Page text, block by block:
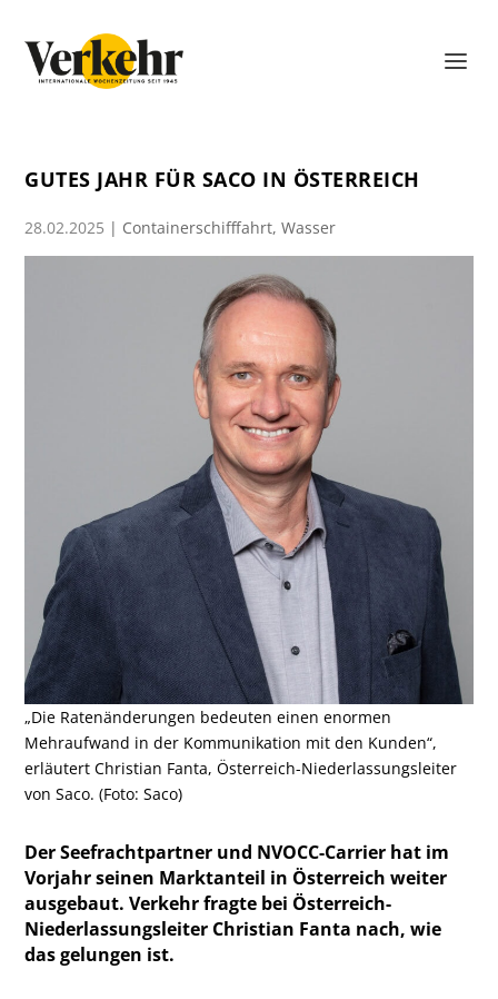
GUTES JAHR FÜR SACO IN ÖSTERREICH
28.02.2025 | Containerschifffahrt,Wasser
„Die Ratenänderungen bedeuten einen enormen
Mehraufwand in der Kommunikation mit den Kunden“,
erläutert Christian Fanta, Österreich-Niederlassungsleiter
von Saco. (Foto: Saco)
Der Seefrachtpartner und NVOCC-Carrier hat im
Vorjahr seinen Marktanteil in Österreich weiter
ausgebaut. Verkehr fragte bei Österreich-
Niederlassungsleiter Christian Fanta nach, wie
das gelungen ist.